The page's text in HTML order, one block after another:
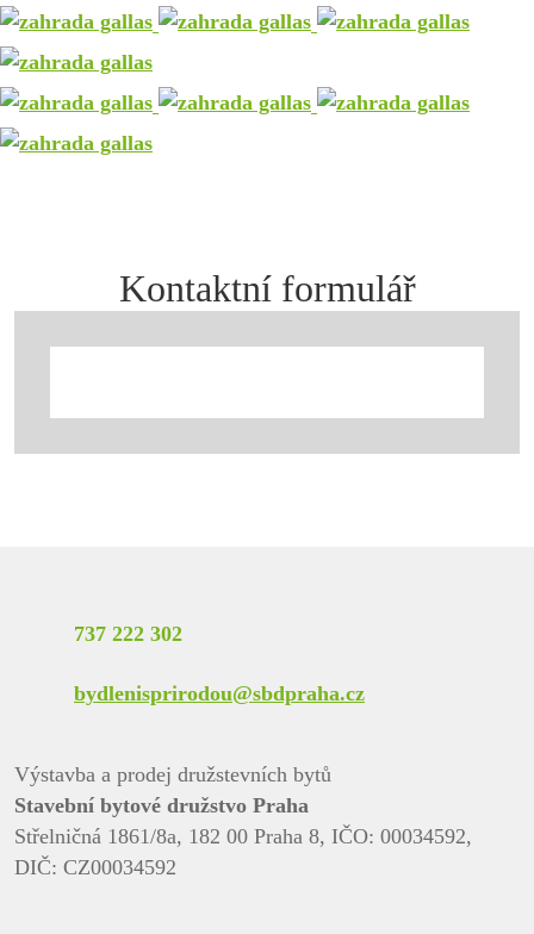
Kontaktní formulář
737 222 302
bydlenisprirodou@sbdpraha.cz
Výstavba a prodej družstevních bytů
Stavební bytové družstvo Praha
Střelničná 1861/8a, 182 00 Praha 8, IČO: 00034592,
DIČ: CZ00034592